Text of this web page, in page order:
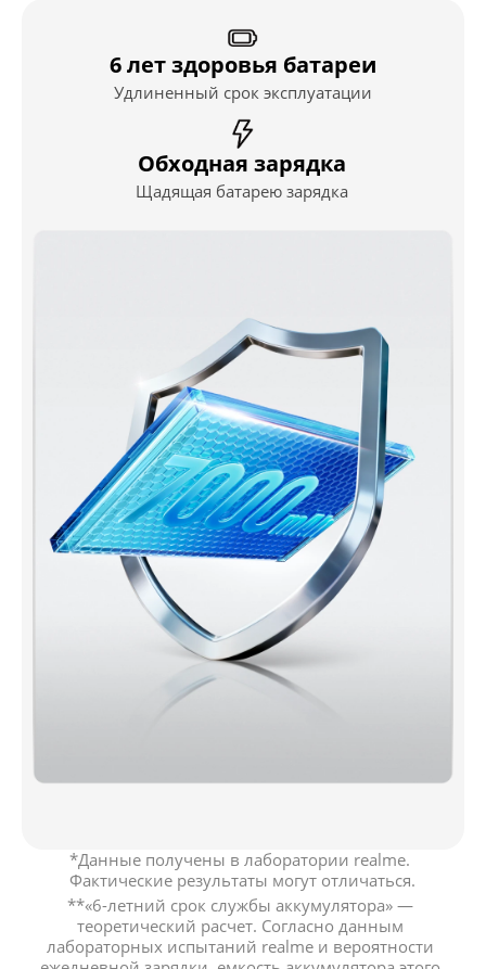
**«6-летний срок службы аккумулятора» —
теоретический расчет. Согласно данным
лабораторных испытаний realme и вероятности
*Данные получены в лаборатории realme.
Фактические результаты могут отличаться.
Щадящая батарею зарядка
Обходная зарядка
Удлиненный срок эксплуатации
6 лет здоровья батареи